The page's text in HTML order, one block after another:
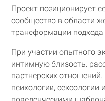
Проект позиционирует
сообщество в области
трансформации
При участии опытного
интимную близость,
партнерских
психологии, сексологии